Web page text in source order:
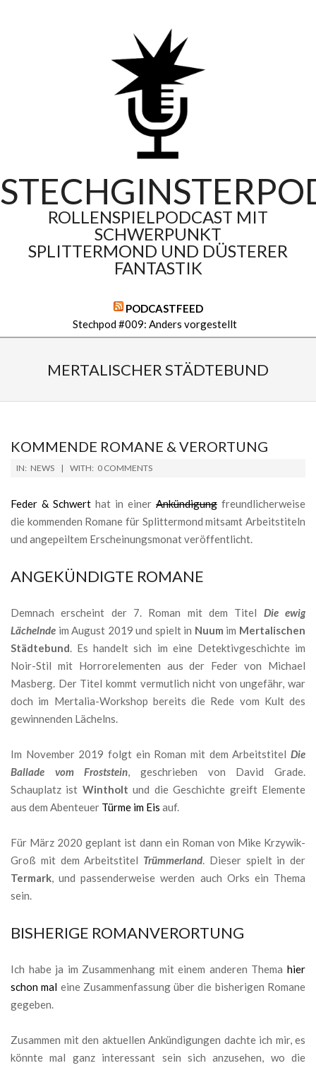
ROLLENSPIELPODCAST MIT
SCHWERPUNKT
SPLITTERMOND UND DÜSTERER
FANTASTIK
PODCASTFEED
Stechpod #009: Anders vorgestellt
NavigationMERTALISCHER STÄDTEBUND
KOMMENDE ROMANE & VERORTUNG
2019-
20
IN: NEWS WITH: 0 COMMENTS
Feder & Schwert hat in einer Ankündigung freundlicherweise
die kommenden Romane für Splittermond mitsamt Arbeitstiteln
und angepeiltem Erscheinungsmonat veröffentlicht.
ANGEKÜNDIGTE ROMANE
Demnach erscheint der 7. Roman mit dem Titel Die ewig
Lächelnde im August 2019 und spielt in Nuum im Mertalischen
Städtebund. Es handelt sich im eine Detektivgeschichte im
Noir-Stil mit Horrorelementen aus der Feder von Michael
Masberg. Der Titel kommt vermutlich nicht von ungefähr, war
doch im Mertalia-Workshop bereits die Rede vom Kult des
gewinnenden Lächelns.
Im November 2019 folgt ein Roman mit dem Arbeitstitel Die
Ballade vom Froststein, geschrieben von David Grade.
Schauplatz ist Wintholt und die Geschichte greift Elemente
aus dem Abenteuer Türme im Eis auf.
Für März 2020 geplant ist dann ein Roman von Mike Krzywik-
Groß mit dem Arbeitstitel Trümmerland. Dieser spielt in der
Termark, und passenderweise werden auch Orks ein Thema
sein.
BISHERIGE ROMANVERORTUNG
Ich habe ja im Zusammenhang mit einem anderen Thema hier
schon mal eine Zusammenfassung über die bisherigen Romane
gegeben.
Zusammen mit den aktuellen Ankündigungen dachte ich mir, es
könnte mal ganz interessant sein sich anzusehen, wo die